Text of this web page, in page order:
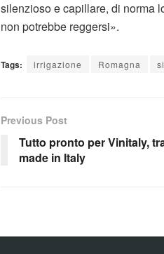
silenzioso e capillare, di norma
non potrebbe reggersi».
Tags: irrigazione Romagna
Previous Post
Tutto pronto per Vinitaly,
made in Italy